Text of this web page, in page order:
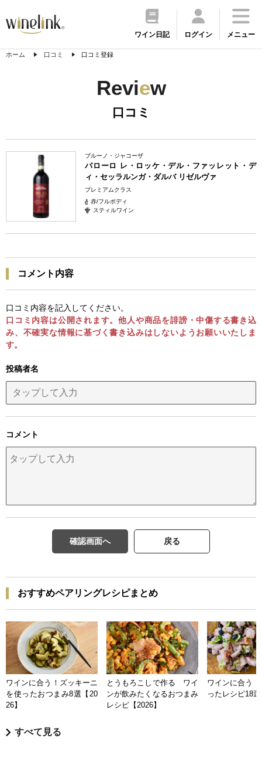
ワイン日記 ログイン メニュー
ホーム 口コミ 口コミ登録
Review
口コミ
ブルーノ・ジャコーザ
バローロ レ・ロッケ・デル・ファッレット・デ
ィ・セッラルンガ・ダルバ リゼルヴァ
プレミアムクラス
赤/フルボディ
スティルワイン
コメント内容
口コミ内容を記入してください。
口コミ内容は公開されます。他人や商品を誹謗・中傷する書き込
み、不確実な情報に基づく書き込みはしないようお願いいたしま
す。
投稿者名
コメント
確認画面へ 戻る
おすすめペアリングレシピまとめ
ワインに合う！ズッキーニ
を使ったおつまみ8選【20
26】
とうもろこしで作る ワイ
ンが飲みたくなるおつまみ
レシピ【2026】
ワインに合う
ったレシピ18
すべて見る